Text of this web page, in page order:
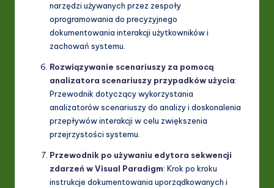
narzędzi używanych przez zespoły
oprogramowania do precyzyjnego
dokumentowania interakcji użytkowników i
zachowań systemu.
Rozwiązywanie scenariuszy za pomocą
analizatora scenariuszy przypadków użycia:
Przewodnik dotyczący wykorzystania
analizatorów scenariuszy do analizy i doskonalenia
przepływów interakcji w celu zwiększenia
przejrzystości systemu.
Przewodnik po używaniu edytora sekwencji
zdarzeń w Visual Paradigm: Krok po kroku
instrukcje dokumentowania uporządkowanych i